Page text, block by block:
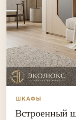
ШКАФЫ
Встроенный